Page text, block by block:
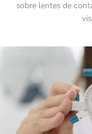
sobre lentes de